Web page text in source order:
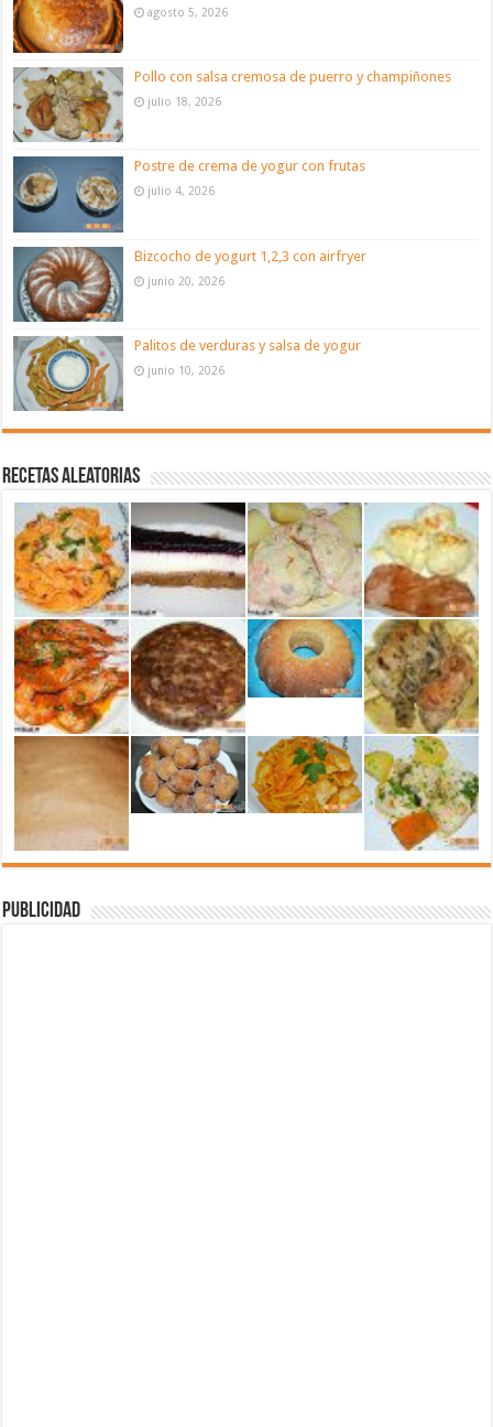
agosto 5, 2026
Pollo con salsa cremosa de puerro y champiñones
julio 18, 2026
Postre de crema de yogur con frutas
julio 4, 2026
Bizcocho de yogurt 1,2,3 con airfryer
junio 20, 2026
Palitos de verduras y salsa de yogur
junio 10, 2026
Recetas aleatorias
Publicidad